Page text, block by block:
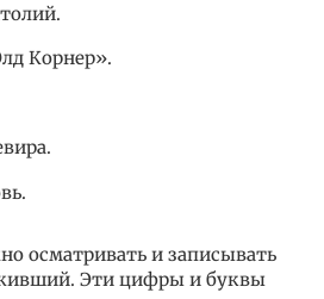
Корнер».
осматривать и записывать
Эти цифры и буквы